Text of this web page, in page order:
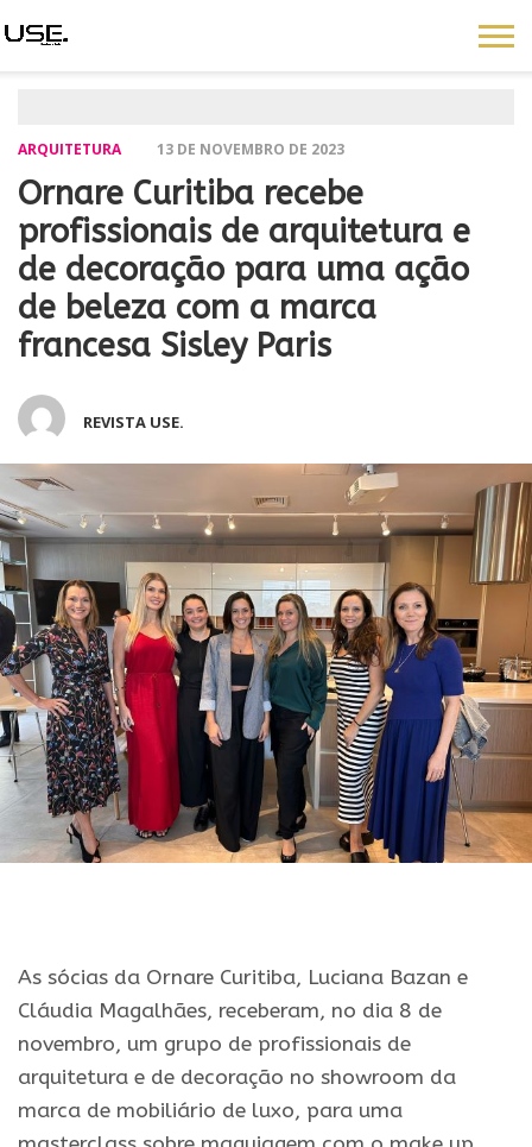
ARQUITETURA 13 DE NOVEMBRO DE 2023
Ornare Curitiba recebe
profissionais de arquitetura e
de decoração para uma ação
de beleza com a marca
francesa Sisley Paris
REVISTA USE.
As sócias da Ornare Curitiba, Luciana Bazan e
Cláudia Magalhães, receberam, no dia 8 de
novembro, um grupo de profissionais de
arquitetura e de decoração no showroom da
marca de mobiliário de luxo, para uma